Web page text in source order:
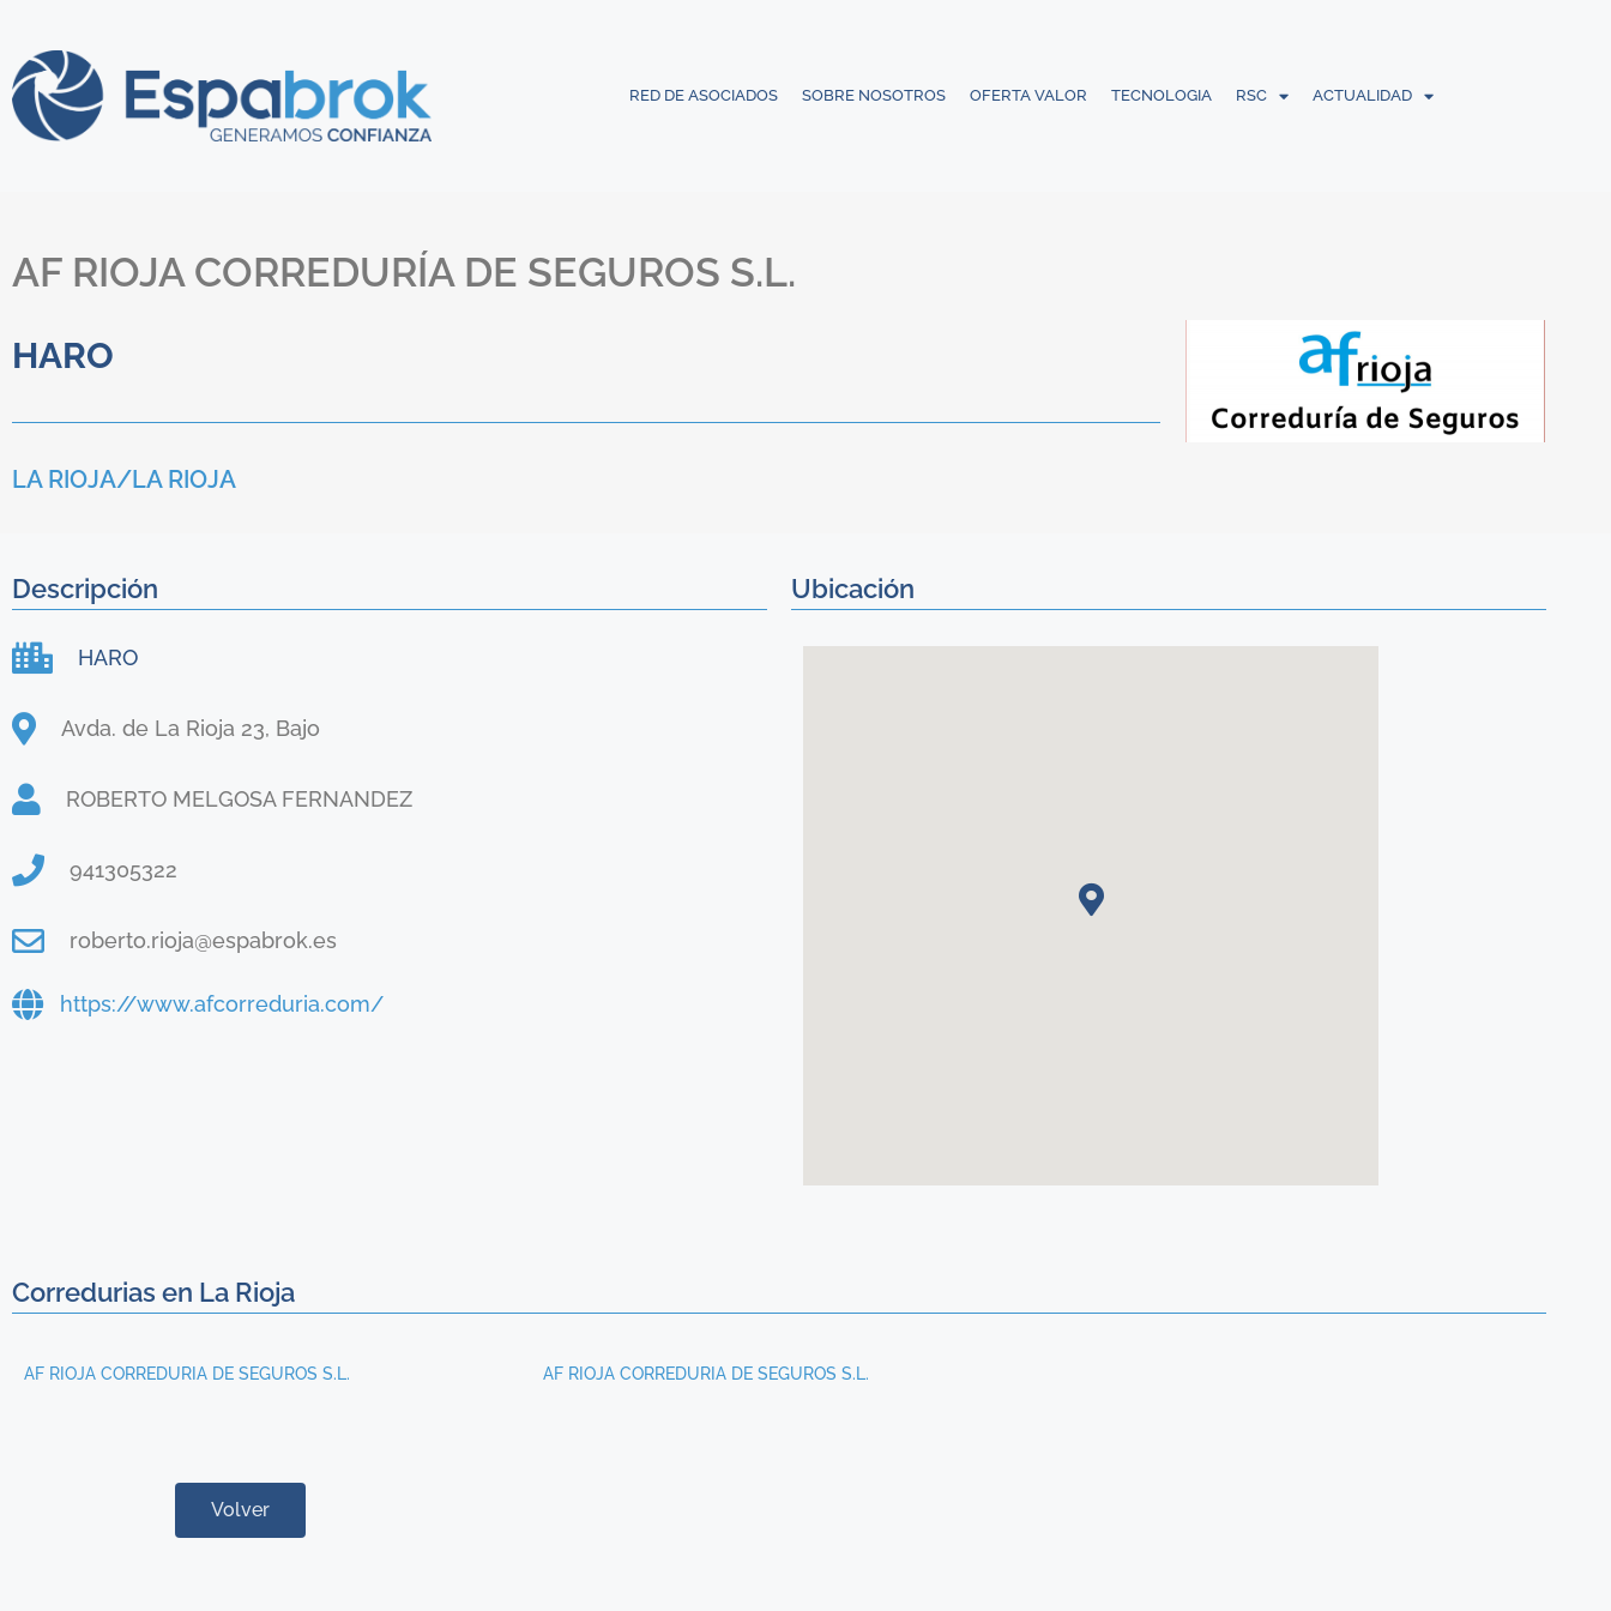
RED DE ASOCIADOS SOBRE NOSOTROS OFERTA VALOR TECNOLOGIA RSC ACTUALIDAD
AF RIOJA CORREDURÍA DE SEGUROS S.L.
HARO
LA RIOJA/LA RIOJA
Descripción
HARO
Avda. de La Rioja 23, Bajo
ROBERTO MELGOSA FERNANDEZ
941305322
roberto.rioja@espabrok.es
https://www.afcorreduria.com/
Ubicación
Corredurias en La Rioja
AF RIOJA CORREDURIA DE SEGUROS S.L. AF RIOJA CORREDURIA DE SEGUROS S.L.
Volver